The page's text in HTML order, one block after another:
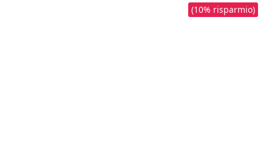
(10% risparmio)